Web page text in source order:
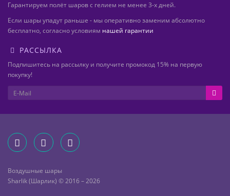
Гарантируем полёт шаров с гелием не менее 3-х дней.
Если шары упадут раньше - мы оперативно заменим абсолютно
бесплатно, согласно условиям нашей гарантии
РАССЫЛКА
Подпишитесь на рассылку и получите промокод 15% на первую
покупку!
Воздушные шары
Sharlik (Шарлик) © 2016 – 2026